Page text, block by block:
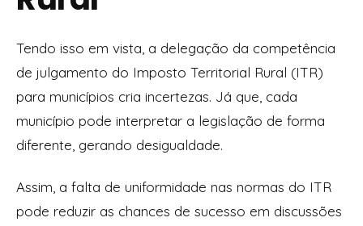
Tendo isso em vista, a delegação da competência
de julgamento do Imposto Territorial Rural (ITR)
para municípios cria incertezas. Já que, cada
município pode interpretar a legislação de forma
diferente, gerando desigualdade.
Assim, a falta de uniformidade nas normas do ITR
pode reduzir as chances de sucesso em discussões